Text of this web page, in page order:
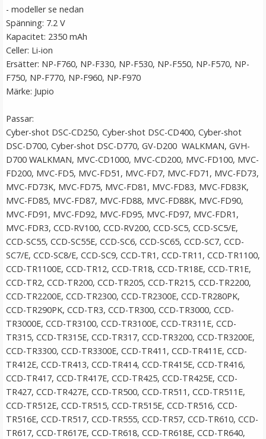
★★★★★
79 kr
LÄGG I VARUKORG
Jupio Laddplatta för Fujifilm NP-W126
★★★★★
79 kr
- modeller se nedan
Spänning: 7.2 V
Kapacitet: 2350 mAh
Celler: Li-ion
Ersätter: NP-F760, NP-F330, NP-F530, NP-F550, NP-F570, NP-
F750, NP-F770, NP-F960, NP-F970
Märke: Jupio
Passar:
Cyber-shot DSC-CD250, Cyber-shot DSC-CD400, Cyber-shot
DSC-D700, Cyber-shot DSC-D770, GV-D200 WALKMAN, GVH-
D700 WALKMAN, MVC-CD1000, MVC-CD200, MVC-FD100, MVC-
FD200, MVC-FD5, MVC-FD51, MVC-FD7, MVC-FD71, MVC-FD73,
MVC-FD73K, MVC-FD75, MVC-FD81, MVC-FD83, MVC-FD83K,
MVC-FD85, MVC-FD87, MVC-FD88, MVC-FD88K, MVC-FD90,
MVC-FD91, MVC-FD92, MVC-FD95, MVC-FD97, MVC-FDR1,
MVC-FDR3, CCD-RV100, CCD-RV200, CCD-SC5, CCD-SC5/E,
CCD-SC55, CCD-SC55E, CCD-SC6, CCD-SC65, CCD-SC7, CCD-
SC7/E, CCD-SC8/E, CCD-SC9, CCD-TR1, CCD-TR11, CCD-TR1100,
CCD-TR1100E, CCD-TR12, CCD-TR18, CCD-TR18E, CCD-TR1E,
CCD-TR2, CCD-TR200, CCD-TR205, CCD-TR215, CCD-TR2200,
CCD-TR2200E, CCD-TR2300, CCD-TR2300E, CCD-TR280PK,
CCD-TR290PK, CCD-TR3, CCD-TR300, CCD-TR3000, CCD-
TR3000E, CCD-TR3100, CCD-TR3100E, CCD-TR311E, CCD-
TR315, CCD-TR315E, CCD-TR317, CCD-TR3200, CCD-TR3200E,
CCD-TR3300, CCD-TR3300E, CCD-TR411, CCD-TR411E, CCD-
TR412E, CCD-TR413, CCD-TR414, CCD-TR415E, CCD-TR416,
CCD-TR417, CCD-TR417E, CCD-TR425, CCD-TR425E, CCD-
TR427, CCD-TR427E, CCD-TR500, CCD-TR511, CCD-TR511E,
CCD-TR512E, CCD-TR515, CCD-TR515E, CCD-TR516, CCD-
TR516E, CCD-TR517, CCD-TR555, CCD-TR57, CCD-TR610, CCD-
TR617, CCD-TR617E, CCD-TR618, CCD-TR618E, CCD-TR640,